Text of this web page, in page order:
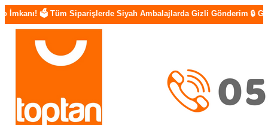
Siparişlerde Siyah Ambalajlarda Gizli Gönderim 🔒 Güvenilir Ödeme